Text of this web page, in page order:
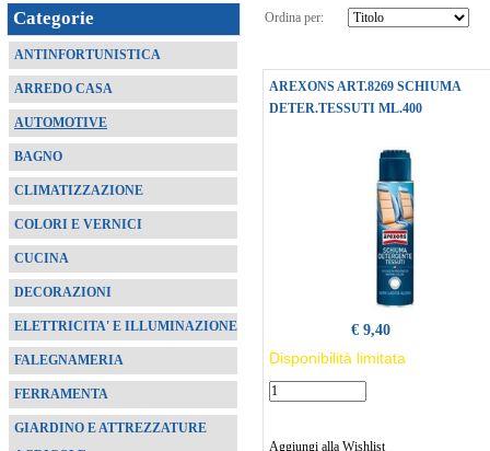
Categorie
ANTINFORTUNISTICA
ARREDO CASA
AUTOMOTIVE
BAGNO
CLIMATIZZAZIONE
COLORI E VERNICI
CUCINA
DECORAZIONI
ELETTRICITA' E ILLUMINAZIONE
FALEGNAMERIA
FERRAMENTA
GIARDINO E ATTREZZATURE
Ordina per:
AREXONS ART.8269 SCHIUMA
DETER.TESSUTI ML.400
€ 9,40
Disponibilità limitata
Aggiungi alla Wishlist